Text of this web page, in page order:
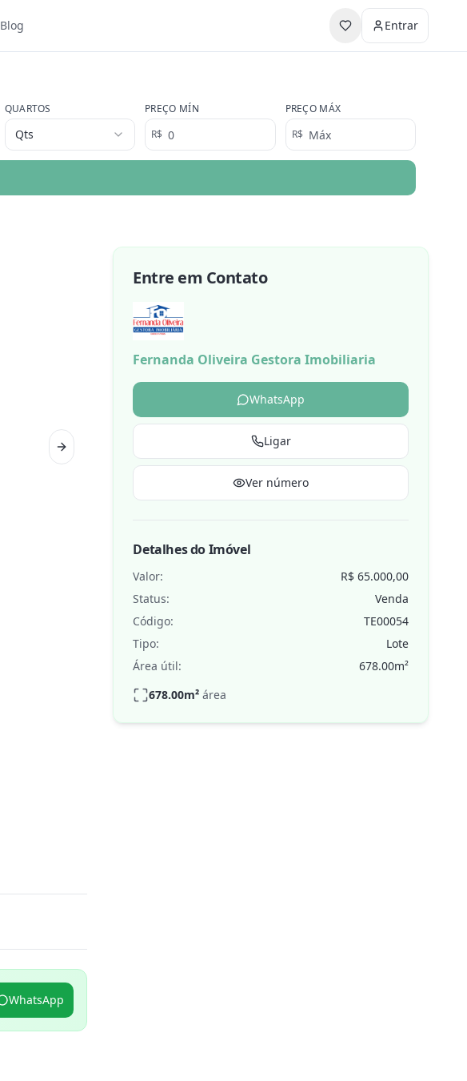
Blog Entrar
QUARTOS
Qts
PREÇO MÍN
R$
PREÇO MÁX
R$
Next slide
WhatsApp
Entre em Contato
Fernanda Oliveira Gestora Imobiliaria
WhatsApp
Ligar
Ver número
Detalhes do Imóvel
Valor:
R$ 65.000,00
Status:
Venda
Código:
TE00054
Tipo:
Lote
Área útil:
678.00m²
678.00m² área